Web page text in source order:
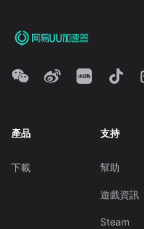
產品
下載
支持
幫助
遊戲資訊
Steam